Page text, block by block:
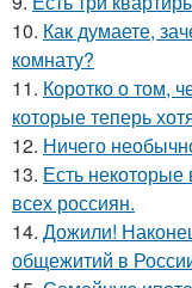
10. Как думаете,
комнату?
11. Коротко о том,
которые теперь
12. Ничего
13. Есть
всех россиян.
14. Дожили!
общежитий в